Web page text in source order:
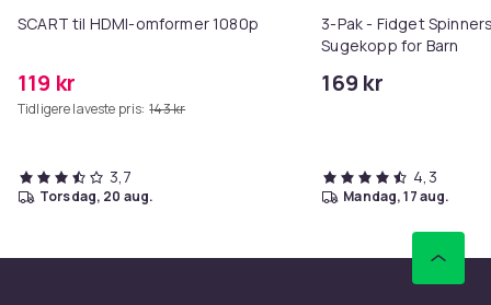
SCART til HDMI-omformer 1080p
119 kr
Tidligere laveste pris: 143 kr
3,7
torsdag, 20 aug.
3-Pak - Fidget
Sugekopp for Barn
169 kr
4,3
mandag, 17 aug.